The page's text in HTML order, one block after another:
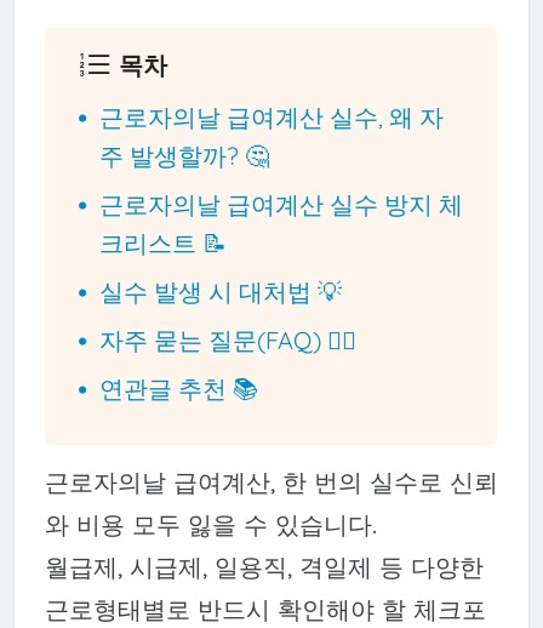
목차
근로자의날 급여계산 실수, 왜 자
주 발생할까? 🤔
근로자의날 급여계산 실수 방지 체
크리스트 📝
실수 발생 시 대처법 💡
자주 묻는 질문(FAQ) 🙋‍♀️
연관글 추천 📚
근로자의날 급여계산, 한 번의 실수로 신뢰
와 비용 모두 잃을 수 있습니다.
월급제, 시급제, 일용직, 격일제 등 다양한
근로형태별로 반드시 확인해야 할 체크포